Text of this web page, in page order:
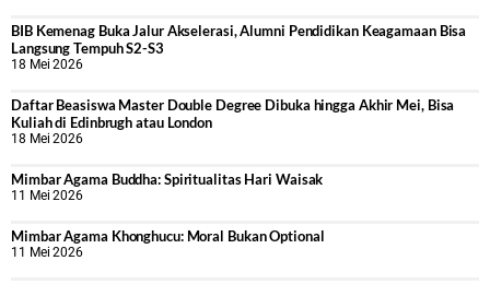
BIB Kemenag Buka Jalur Akselerasi, Alumni Pendidikan Keagamaan Bisa
Langsung Tempuh S2-S3
18 Mei 2026
Daftar Beasiswa Master Double Degree Dibuka hingga Akhir Mei, Bisa
Kuliah di Edinbrugh atau London
18 Mei 2026
Mimbar Agama Buddha: Spiritualitas Hari Waisak
11 Mei 2026
Mimbar Agama Khonghucu: Moral Bukan Optional
11 Mei 2026